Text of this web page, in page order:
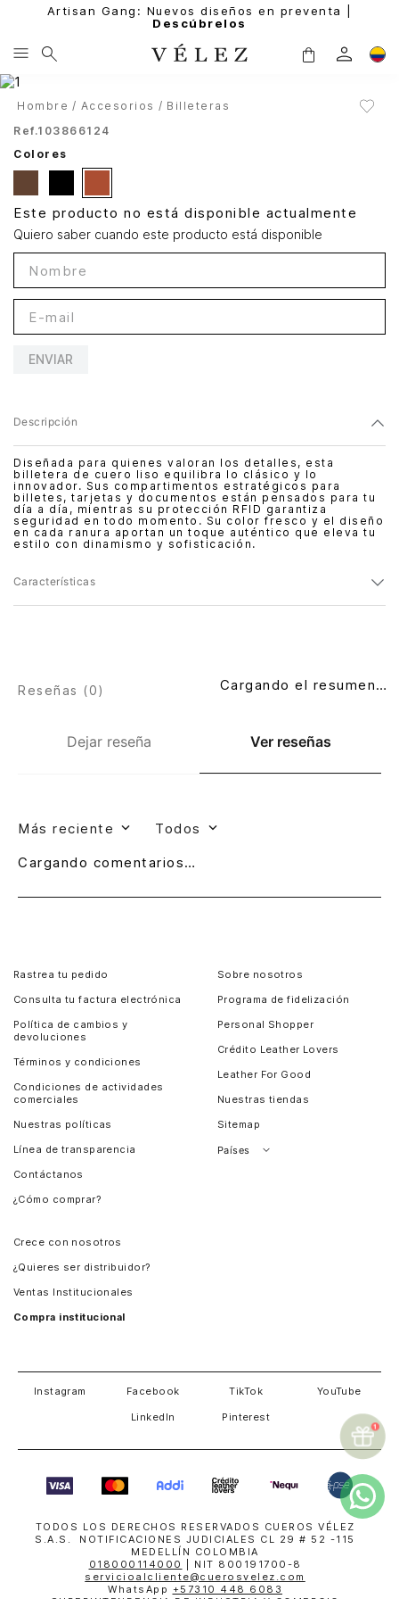
Artisan Gang: Nuevos diseños en preventa |
Descúbrelos
Hombre Accesorios
Billeteras
Ref.103866124
Colores
Este producto no está disponible actualmente
Quiero saber cuando este producto está disponible
ENVIAR
Descripción
Diseñada para quienes valoran los detalles, esta
billetera de cuero liso equilibra lo clásico y lo
innovador. Sus compartimentos estratégicos para
billetes, tarjetas y documentos están pensados para tu
día a día, mientras su protección RFID garantiza
seguridad en todo momento. Su color fresco y el diseño
en cada ranura aportan un toque auténtico que eleva tu
estilo con dinamismo y sofisticación.
Características
Dejar reseña Ver reseñas
Reseñas (0) Cargando el resumen…
Más reciente Todos
Cargando comentarios…
Rastrea tu pedido
Consulta tu factura electrónica
Política de cambios y
devoluciones
Términos y condiciones
Condiciones de actividades
comerciales
Nuestras políticas
Línea de transparencia
Contáctanos
¿Cómo comprar?
Sobre nosotros
Programa de fidelización
Personal Shopper
Crédito Leather Lovers
Leather For Good
Nuestras tiendas
Sitemap
Países
Crece con nosotros
¿Quieres ser distribuidor?
Ventas Institucionales
Compra institucional
Instagram Facebook TikTok YouTube
LinkedIn Pinterest
TODOS LOS DERECHOS RESERVADOS CUEROS VÉLEZ
S.A.S. NOTIFICACIONES JUDICIALES CL 29 # 52 -115
MEDELLÍN COLOMBIA
018000114000
| NIT 800191700-8
servicioalcliente@cuerosvelez.com
WhatsApp +57310 448 6083